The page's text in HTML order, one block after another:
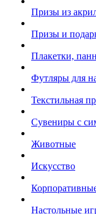
Призы из
Призы и
Плакетки,
Футляры для
Текстильная
Сувениры с
Животные
Искусство
Настольные